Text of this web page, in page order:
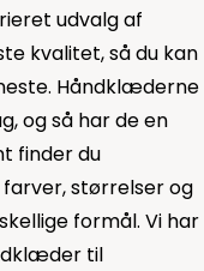
udvalg af
kvalitet, så du kan
Håndklæderne
og så har de en
finder du
størrelser og
formål. Vi har
til